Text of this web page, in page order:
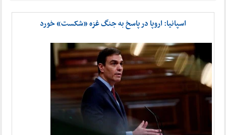
اسپانیا: اروپا در پاسخ به جنگ غزه «شکست» خورد